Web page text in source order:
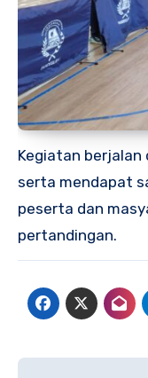
Kegiatan
serta mendapat
peserta dan
pertandingan.